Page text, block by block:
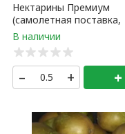
Нектарины Премиум
(самолетная поставка,
Узбекистан) 500 гр
– + +